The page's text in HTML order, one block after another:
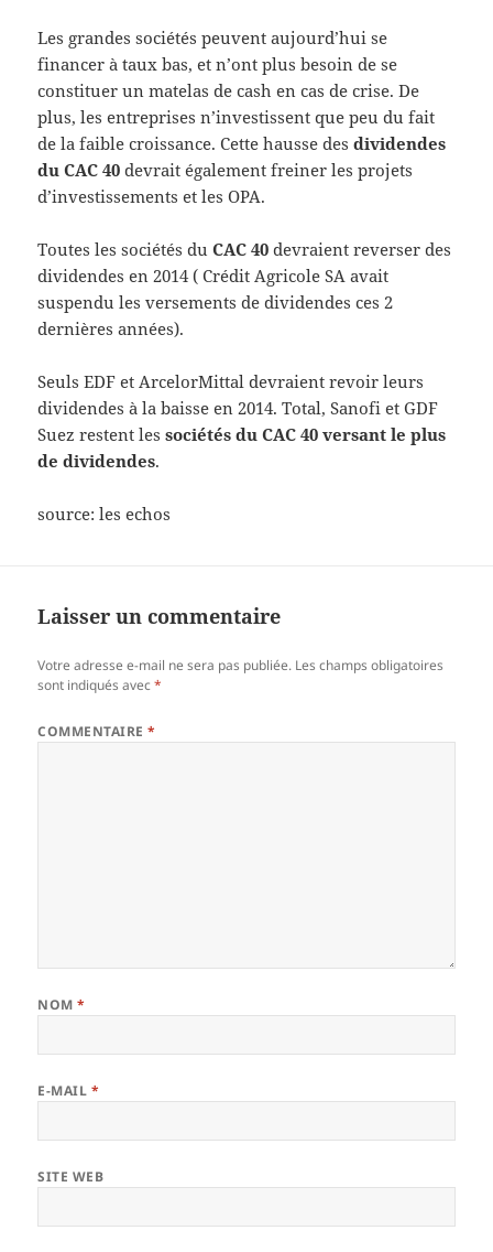
Les grandes sociétés peuvent aujourd’hui se
financer à taux bas, et n’ont plus besoin de se
constituer un matelas de cash en cas de crise. De
plus, les entreprises n’investissent que peu du fait
de la faible croissance. Cette hausse desdividendes
du CAC 40 devrait également freiner les projets
d’investissements et les OPA.
Toutes les sociétés duCAC 40 devraient reverser des
dividendes en 2014 ( Crédit Agricole SA avait
suspendu les versements de dividendes ces 2
dernières années).
Seuls EDF et ArcelorMittal devraient revoir leurs
dividendes à la baisse en 2014. Total, Sanofi et GDF
Suez restent lessociétés du CAC 40 versant le plus
de dividendes.
source: les echos
Laisser un commentaire
Votre adresse e-mail ne sera pas publiée. Les champs obligatoires
sont indiqués avec*
COMMENTAIRE*
NOM*
E-MAIL *
SITE WEB